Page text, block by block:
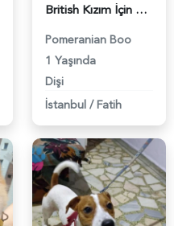
British Kızım İçin Eş Arıyorum - 118984411
Pomeranian Boo
1 Yaşında
Dişi
İstanbul / Fatih